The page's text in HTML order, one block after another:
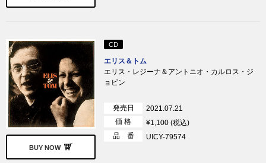
BUY NOW
CD
エリス＆トム
エリス・レジーナ＆アントニオ・カルロス・ジ
ョビン
発売日
2021.07.21
価 格
¥1,100 (税込)
品 番
UICY-79574